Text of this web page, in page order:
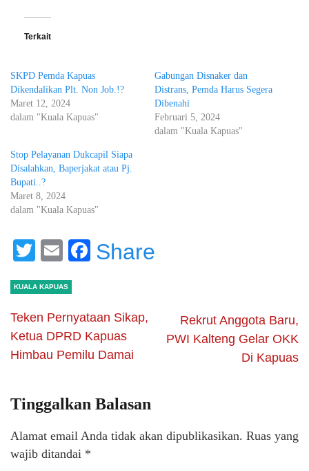
Terkait
SKPD Pemda Kapuas
Dikendalikan Plt. Non Job.!?
Maret 12, 2024
dalam "Kuala Kapuas"
Gabungan Disnaker dan
Distrans, Pemda Harus Segera
Dibenahi
Februari 5, 2024
dalam "Kuala Kapuas"
Stop Pelayanan Dukcapil Siapa
Disalahkan, Baperjakat atau Pj.
Bupati..?
Maret 8, 2024
dalam "Kuala Kapuas"
Twitter
EmailFacebook
Share
KUALA KAPUAS
Teken Pernyataan Sikap,
Ketua DPRD Kapuas
Himbau Pemilu Damai
Rekrut Anggota Baru,
PWI Kalteng Gelar OKK
Di Kapuas
Tinggalkan Balasan
Alamat email Anda tidak akan dipublikasikan. Ruas yang
wajib ditandai *